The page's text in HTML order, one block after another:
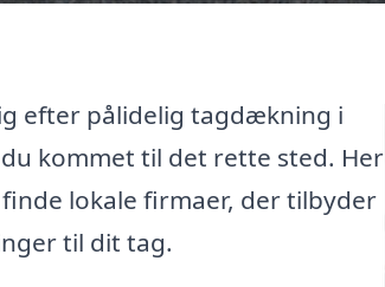
efter pålidelig tagdækning i
du kommet til det rette sted. Her
lokale firmaer, der tilbyder
til dit tag.